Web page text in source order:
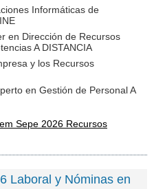
Informáticas de
en Dirección de Recursos
A DISTANCIA
y los Recursos
en Gestión de Personal A
Sepe 2026 Recursos
Laboral y Nóminas en